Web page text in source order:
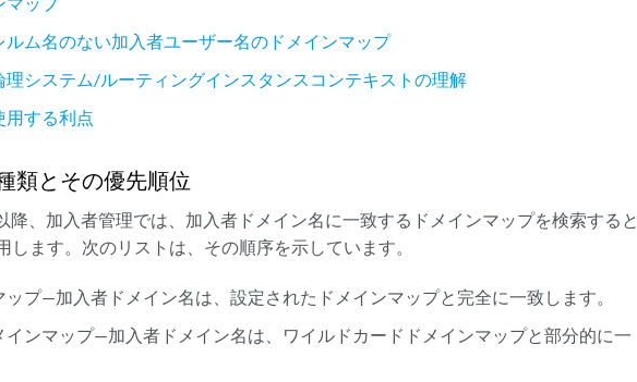
ルム名のない加入者ユーザー名のドメインマップ
理システム/ルーティングインスタンスコンテキストの理解
用する利点
類とその優先順位
降、加入者管理では、加入者ドメイン名に一致するドメインマップを検索すると
します。次のリストは、その順序を示しています。
プ—加入者ドメイン名は、設定されたドメインマップと完全に一致します。
インマップ—加入者ドメイン名は、ワイルドカードドメインマップと部分的に一